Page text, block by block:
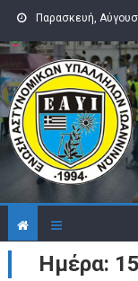
Skip to content
Παρασκευή,
Ημέρα: